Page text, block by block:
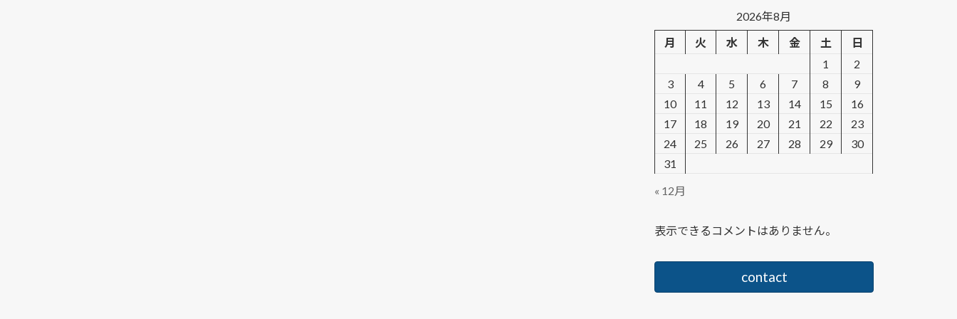
2026年8月
月
火 水 木 金 土
日
1
2
3
4 5 6 7 8
9
10
11 12 13 14 15
16
17
18 19 20 21 22
23
24
25 26 27 28 29
30
31
« 12月
表示できるコメントはありません。
contact